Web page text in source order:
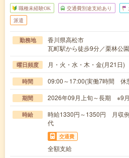
職種未経験OK 交通費別途支給あり
派遣
勤務地
香川県高松市
瓦町駅から徒歩9分／栗林公
曜日頻度 月・火・水・木・金(月21日
時間 09:00～17:00(実働7時間 休
期間 2026年09月上旬～長期 ※9月
時給
時給1330円～1350円 月収
代
交通費
全額支給